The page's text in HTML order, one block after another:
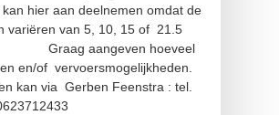
hier aan deelnemen omdat de
variëren van 5, 10, 15 of 21.5
aangeven hoeveel
en/of vervoersmogelijkheden.
kan via Gerben Feenstra : tel.